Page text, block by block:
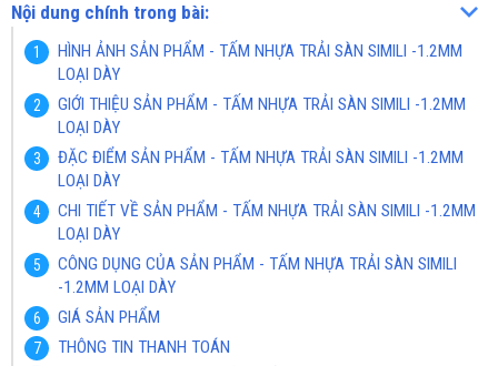
Nội dung chính trong bài:
HÌNH ẢNH SẢN PHẨM - TẤM NHỰA TRẢI SÀN SIMILI -1.2MM
LOẠI DÀY
GIỚI THIỆU SẢN PHẨM - TẤM NHỰA TRẢI SÀN SIMILI -1.2MM
LOẠI DÀY
ĐẶC ĐIỂM SẢN PHẨM - TẤM NHỰA TRẢI SÀN SIMILI -1.2MM
LOẠI DÀY
CHI TIẾT VỀ SẢN PHẨM - TẤM NHỰA TRẢI SÀN SIMILI -1.2MM
LOẠI DÀY
CÔNG DỤNG CỦA SẢN PHẨM - TẤM NHỰA TRẢI SÀN SIMILI
-1.2MM LOẠI DÀY
GIÁ SẢN PHẨM
THÔNG TIN THANH TOÁN